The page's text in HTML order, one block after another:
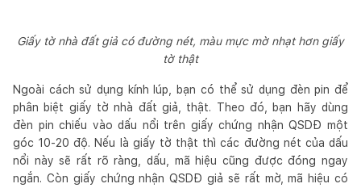
Giấy tờ nhà đất giả có đường nét, màu mực mờ nhạt hơn giấy
tờ thật
Ngoài cách sử dụng kính lúp, bạn có thể sử dụng đèn pin để
phân biệt giấy tờ nhà đất giả, thật. Theo đó, bạn hãy dùng
đèn pin chiếu vào dấu nổi trên giấy chứng nhận QSDĐ một
góc 10-20 độ. Nếu là giấy tờ thật thì các đường nét của dấu
nổi này sẽ rất rõ ràng, dấu, mã hiệu cũng được đóng ngay
ngắn. Còn giấy chứng nhận QSDĐ giả sẽ rất mờ, mã hiệu có